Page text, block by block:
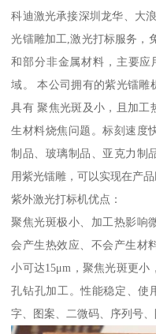
科迪激光承接深圳龙华、大
光镭雕加工,激光打标服务，
和部分非金属材料，主要
域。 本公司拥有的紫光镭雕
具有 聚焦光斑及小，且加工
生材料烧焦问题。标刻速度
制品、玻璃制品、亚克力制
用紫光镭雕，可以实现在产品
紫外激光打标机优点：
聚焦光斑极小、加工热影响
会产生热效应、不会产生材
小可达15μm，聚焦光斑更
孔钻孔加工。性能稳定、使
字、图案、二微码、序列号、